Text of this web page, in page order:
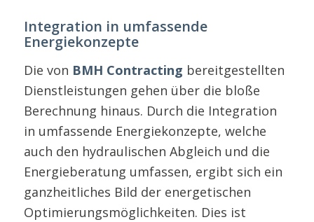
Integration in umfassende
Energiekonzepte
Die von BMH Contracting bereitgestellten
Dienstleistungen gehen über die bloße
Berechnung hinaus. Durch die Integration
in umfassende Energiekonzepte, welche
auch den hydraulischen Abgleich und die
Energieberatung umfassen, ergibt sich ein
ganzheitliches Bild der energetischen
Optimierungsmöglichkeiten. Dies ist